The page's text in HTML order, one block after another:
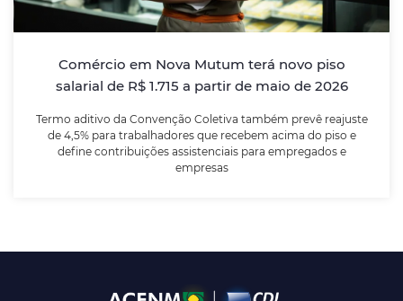
Comércio em Nova Mutum terá novo piso
salarial de R$ 1.715 a partir de maio de 2026
Termo aditivo da Convenção Coletiva também prevê reajuste
de 4,5% para trabalhadores que recebem acima do piso e
define contribuições assistenciais para empregados e
empresas
Termo aditivo da Convenção Coletiva também prevê
reajuste de 4,5% para trabalhadores que recebem
para empregados e empresas
LEIA MAIS